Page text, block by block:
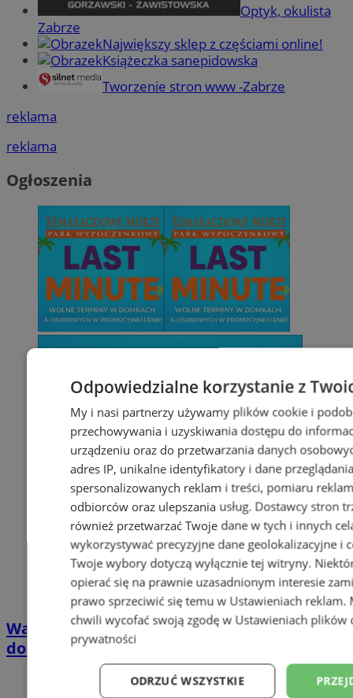
Optyk, okulista
Zabrze
Największy sklep z częściami online!
Książeczka sanepidowska
Tworzenie stron www -Zabrze
reklama
reklama
Ogłoszenia
Wakacyjny wypoczynek nad Bałtykiem w
domkach Szmaragdowe Morze
Odpowiedzialne korzystanie z
My i nasi partnerzy używamy plików cookie i
przechowywania i uzyskiwania dostępu do
urządzeniu oraz do przetwarzania danych
adres IP, unikalne identyfikatory i dane
spersonalizowanych reklam i treści, pomiaru
odbiorców oraz ulepszania usług. Dostawcy stron
również przetwarzać Twoje dane w tych i innych
wykorzystywać precyzyjne dane geolokalizacyjne i
Twoje wybory dotyczą wyłącznie tej witryny.
opierać się na prawnie uzasadnionym interesie
prawo sprzeciwić się temu w Ustawieniach reklam.
chwili wycofać swoją zgodę w Ustawieniach plików
prywatności
ODRZUĆ WSZYSTKIE